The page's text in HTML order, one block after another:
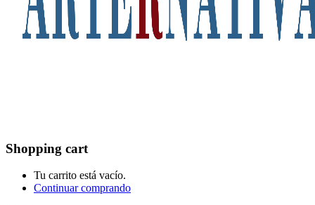
Shopping cart
Tu carrito está vacío.
Continuar comprando